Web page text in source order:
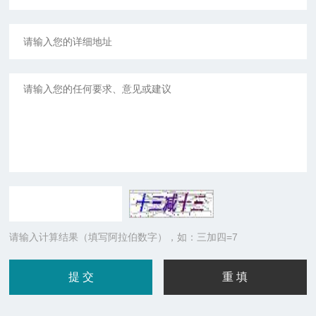
请输入计算结果（填写阿拉伯数字），如：三加四=7